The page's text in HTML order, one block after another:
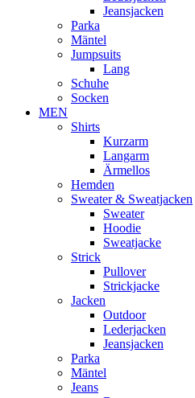
Jeansjacken
Parka
Mäntel
Jumpsuits
Lang
Schuhe
Socken
MEN
Shirts
Kurzarm
Langarm
Ärmellos
Hemden
Sweater & Sweatjacken
Sweater
Hoodie
Sweatjacke
Strick
Pullover
Strickjacke
Jacken
Outdoor
Lederjacken
Jeansjacken
Parka
Mäntel
Jeans